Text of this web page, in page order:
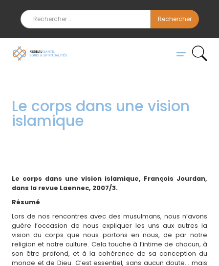
Le corps dans une vision
islamique
Le corps dans une vision islamique, François Jourdan,
dans la revue Laennec, 2007/3.
Résumé
Lors de nos rencontres avec des musulmans, nous n’avons
guère l’occasion de nous expliquer les uns aux autres la
vision du corps que nous portons en nous, de par notre
religion et notre culture. Cela touche à l’intime de chacun, à
son être profond, et à la cohérence de sa conception du
monde et de Dieu. C’est essentiel, sans aucun doute… mais